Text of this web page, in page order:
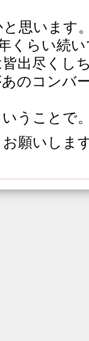
思います
くらい続
出尽くし
のコンバ
うことで
願いしま